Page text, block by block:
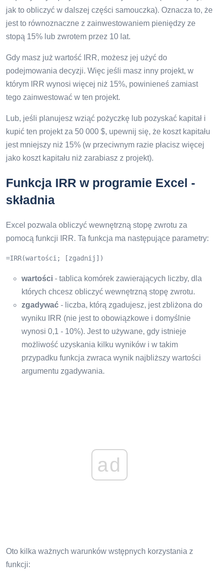
jak to obliczyć w dalszej części samouczka). Oznacza to, że
jest to równoznaczne z zainwestowaniem pieniędzy ze
stopą 15% lub zwrotem przez 10 lat.
Gdy masz już wartość IRR, możesz jej użyć do
podejmowania decyzji. Więc jeśli masz inny projekt, w
którym IRR wynosi więcej niż 15%, powinieneś zamiast
tego zainwestować w ten projekt.
Lub, jeśli planujesz wziąć pożyczkę lub pozyskać kapitał i
kupić ten projekt za 50 000 $, upewnij się, że koszt kapitału
jest mniejszy niż 15% (w przeciwnym razie płacisz więcej
jako koszt kapitału niż zarabiasz z projekt).
Funkcja IRR w programie Excel -
składnia
Excel pozwala obliczyć wewnętrzną stopę zwrotu za
pomocą funkcji IRR. Ta funkcja ma następujące parametry:
=IRR(wartości; [zgadnij])
wartości - tablica komórek zawierających liczby, dla
których chcesz obliczyć wewnętrzną stopę zwrotu.
zgadywać - liczba, którą zgadujesz, jest zbliżona do
wyniku IRR (nie jest to obowiązkowe i domyślnie
wynosi 0,1 - 10%). Jest to używane, gdy istnieje
możliwość uzyskania kilku wyników i w takim
przypadku funkcja zwraca wynik najbliższy wartości
argumentu zgadywania.
ad
Oto kilka ważnych warunków wstępnych korzystania z
funkcji: